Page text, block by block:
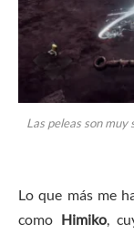
Las peleas son
Lo que más me
como Himiko,